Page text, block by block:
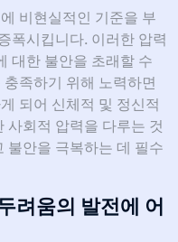
비현실적인 기준을 부
폭시킵니다. 이러한 압력
대한 불안을 초래할 수
족하기 위해 노력하면
되어 신체적 및 정신적
사회적 압력을 다루는 것
불안을 극복하는 데 필수
려움의 발전에 어